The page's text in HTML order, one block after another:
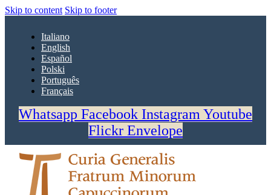
Skip to content Skip to footer
Italiano
English
Español
Polski
Português
Français
Whatsapp Facebook Instagram Youtube
Flickr Envelope